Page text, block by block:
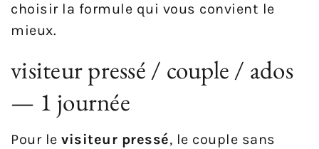
choisir la formule qui vous convient le
mieux.
visiteur pressé / couple / ados
— 1 journée
Pour le visiteur pressé, le couple sans